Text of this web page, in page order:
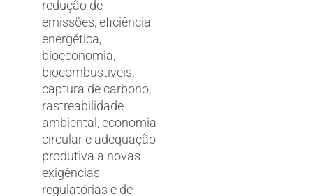
redução de
emissões, eficiência
energética,
bioeconomia,
biocombustíveis,
captura de carbono,
rastreabilidade
ambiental, economia
circular e adequação
produtiva a novas
exigências
regulatórias e de